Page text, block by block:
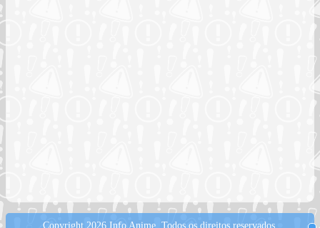
Copyright 2026 Info Anime. Todos os direitos reservados.